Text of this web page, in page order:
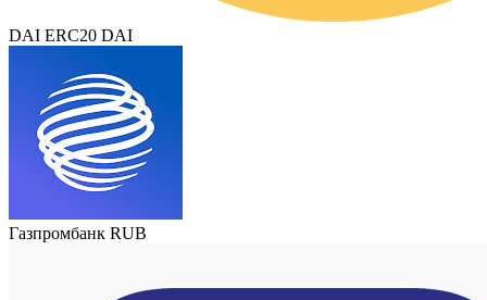
DAI ERC20 DAI
Газпромбанк RUB